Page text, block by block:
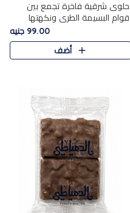
حلوى شرقية فاخرة تجمع بين
قوام البسيمة الطري ونكهتها
الغنية، مزينة بتشكيلة مختارة من
اللوز والبندق والمكسرات الفاخرة.
مزيج متوازن من القوام ..
99.00 جنيه
أضف